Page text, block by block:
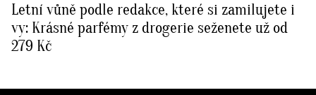
Letní vůně podle redakce, které si zamilujete i
vy: Krásné parfémy z drogerie seženete už od
279 Kč